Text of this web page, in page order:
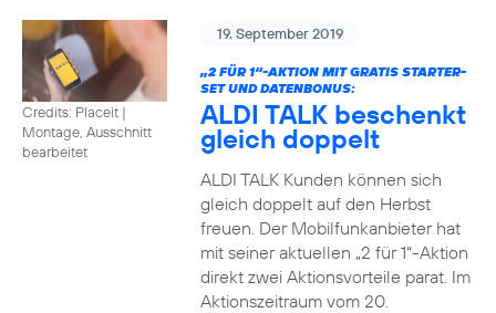
Credits: Placeit |
Montage, Ausschnitt
bearbeitet
19. September 2019
„2 FÜR 1“-AKTION MIT GRATIS STARTER-
SET UND DATENBONUS:
ALDI TALK beschenkt
gleich doppelt
ALDI TALK Kunden können sich
gleich doppelt auf den Herbst
freuen. Der Mobilfunkanbieter hat
mit seiner aktuellen „2 für 1“-Aktion
direkt zwei Aktionsvorteile parat. Im
Aktionszeitraum vom 20.